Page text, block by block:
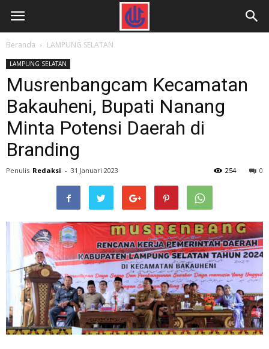
Beranda LAMPUNG SELATAN
LAMPUNG SELATAN
Musrenbangcam Kecamatan
Bakauheni, Bupati Nanang
Minta Potensi Daerah di
Branding
Penulis Redaksi - 31 Januari 2023 0
254